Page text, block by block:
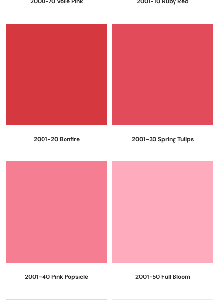
2000-70 Voile Pink 2001-10 Ruby Red
2001-20 Bonfire 2001-30 Spring Tulips
2001-40 Pink Popsicle 2001-50 Full Bloom